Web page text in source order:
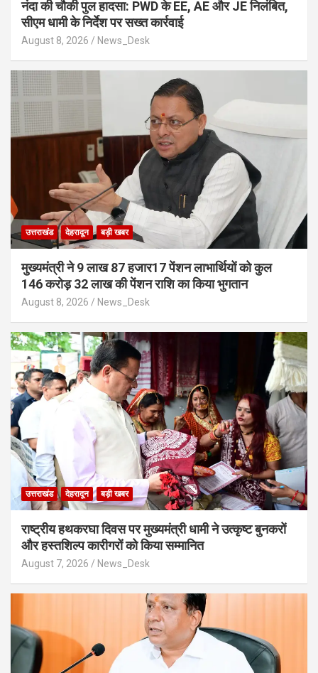
नंदा की चौकी पुल हादसा: PWD के EE, AE और JE निलंबित,
सीएम धामी के निर्देश पर सख्त कार्रवाई
August 8, 2026 News_Desk
उत्तराखंड देहरादून बड़ी खबर
मुख्यमंत्री ने 9 लाख 87 हजार17 पेंशन लाभार्थियों को कुल
146 करोड़ 32 लाख की पेंशन राशि का किया भुगतान
August 8, 2026 News_Desk
उत्तराखंड देहरादून बड़ी खबर
राष्ट्रीय हथकरघा दिवस पर मुख्यमंत्री धामी ने उत्कृष्ट बुनकरों
और हस्तशिल्प कारीगरों को किया सम्मानित
August 7, 2026 News_Desk